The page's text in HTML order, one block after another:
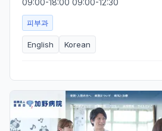
피부과
English Korean